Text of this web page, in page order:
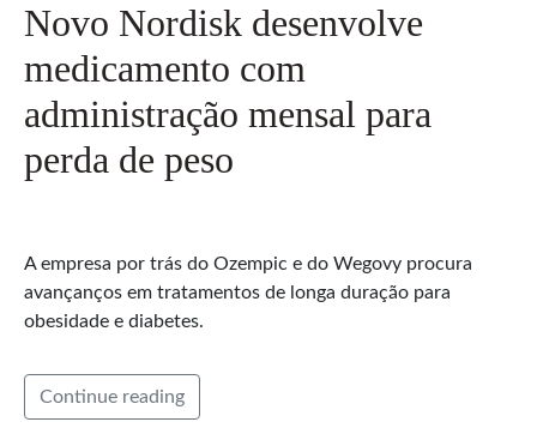
Novo Nordisk desenvolve
medicamento com
administração mensal para
perda de peso
A empresa por trás do Ozempic e do Wegovy procura
avançanços em tratamentos de longa duração para
obesidade e diabetes.
Continue reading